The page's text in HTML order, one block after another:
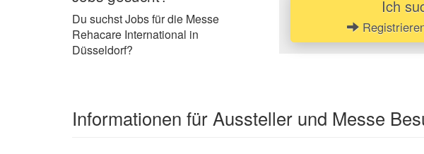
Du suchst Jobs für die Messe
Rehacare International in
Düsseldorf?
Ich
Informationen für Aussteller und Messe